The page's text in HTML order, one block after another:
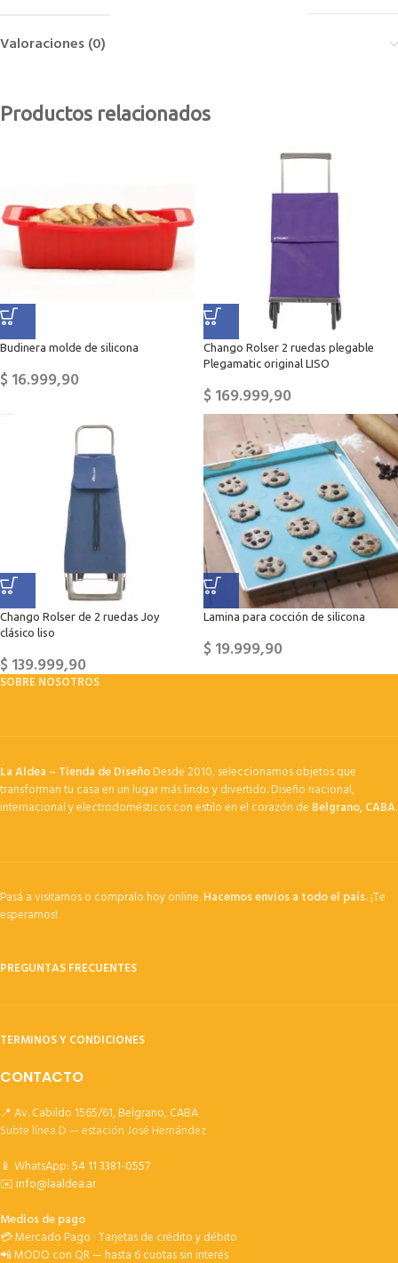
Valoraciones (0)
Productos relacionados
Budinera molde de silicona
$16.999,90
Chango Rolser 2 ruedas plegable
Plegamatic original LISO
$169.999,90
Chango Rolser de 2 ruedas Joy
clásico liso
$139.999,90
Lamina para cocción de silicona
$19.999,90
SOBRE NOSOTROS
La Aldea – Tienda de DiseñoDesde 2010, seleccionamos objetos que
transforman tu casa en un lugar más lindo y divertido. Diseño nacional,
internacional y electrodomésticos con estilo en el corazón de Belgrano, CABA.
Pasá a visitarnos o compralo hoy online.Hacemos envíos a todo el país.¡Te
esperamos!
PREGUNTAS FRECUENTES
TERMINOS Y CONDICIONES
CONTACTO
📍 Av. Cabildo 1565/61, Belgrano, CABA
Subte línea D — estación José Hernández
📱 WhatsApp:54 11 3381-0557
✉️info@laaldea.ar
Medios de pago
💳 Mercado Pago · Tarjetas de crédito y débito
📲 MODO con QR — hasta 6 cuotas sin interés